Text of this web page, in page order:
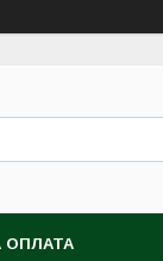
ОПЛАТА